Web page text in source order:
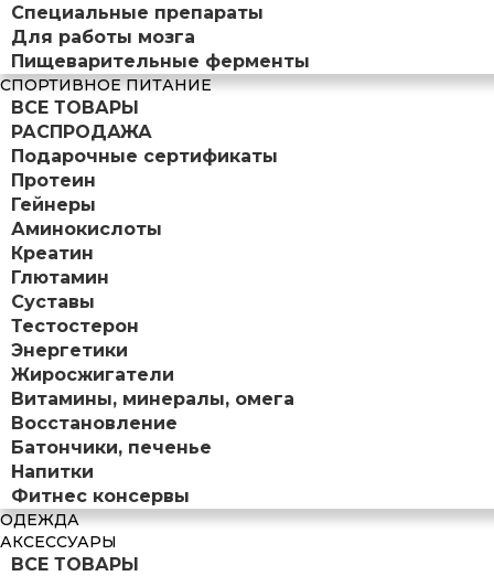
Специальные препараты
Для работы мозга
Пищеварительные ферменты
СПОРТИВНОЕ ПИТАНИЕ
ВСЕ ТОВАРЫ
РАСПРОДАЖА
Подарочные сертификаты
Протеин
Гейнеры
Аминокислоты
Креатин
Глютамин
Суставы
Тестостерон
Энергетики
Жиросжигатели
Витамины, минералы, омега
Восстановление
Батончики, печенье
Напитки
Фитнес консервы
ОДЕЖДА
АКСЕССУАРЫ
ВСЕ ТОВАРЫ